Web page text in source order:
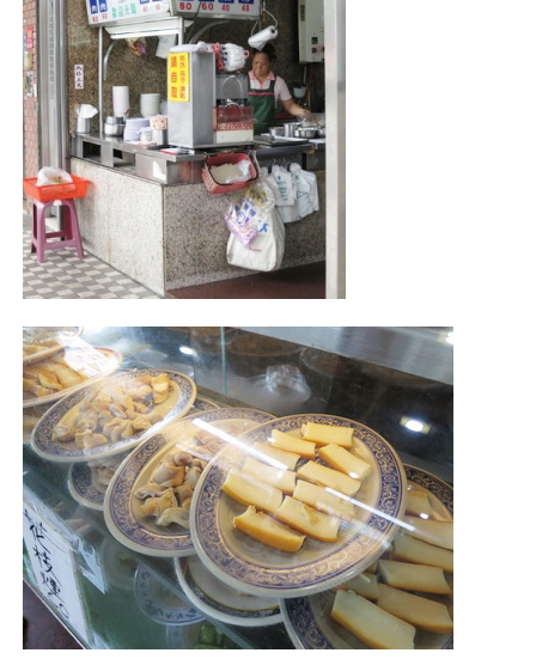
個人著作
活動實況記錄
媒體報導一覽
合作與代言
訂閱電子報